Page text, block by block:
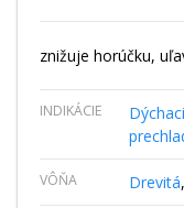
znižuje horúčku,
INDIKÁCIE
VÔŇA Drevitá,